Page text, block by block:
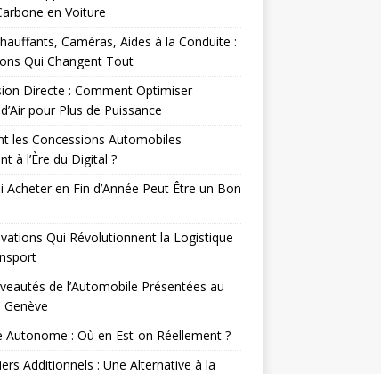
en Voiture
Caméras, Aides à la Conduite :
Qui Changent Tout
Directe : Comment Optimiser
d’Air pour Plus de Puissance
les Concessions Automobiles
à l’Ère du Digital ?
Acheter en Fin d’Année Peut Être un Bon
Qui Révolutionnent la Logistique
de l’Automobile Présentées au
Genève
Autonome : Où en Est-on Réellement ?
Additionnels : Une Alternative à la